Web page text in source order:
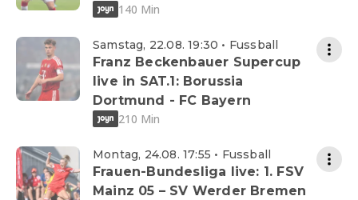
140 Min
Samstag, 22.08. 19:30 • Fussball
Franz Beckenbauer Supercup
live in SAT.1: Borussia
Dortmund - FC Bayern
210 Min
Montag, 24.08. 17:55 • Fussball
Frauen-Bundesliga live: 1. FSV
Mainz 05 – SV Werder Bremen